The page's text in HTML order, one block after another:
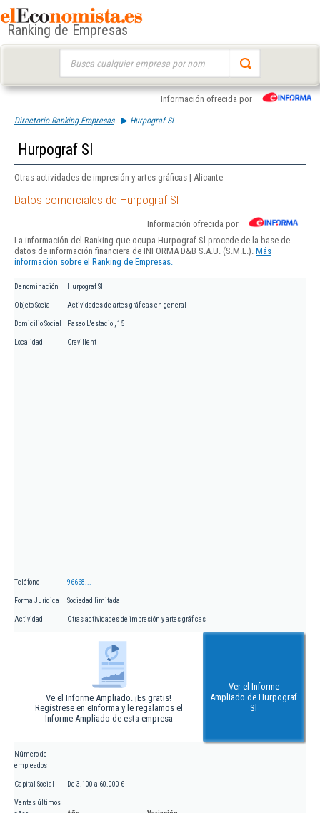
Ranking de Empresas
Información ofrecida por
Directorio Ranking Empresas Hurpograf Sl
Hurpograf Sl
Otras actividades de impresión y artes gráficas | Alicante
Datos comerciales de Hurpograf Sl
Información ofrecida por
La información del Ranking que ocupa Hurpograf Sl procede de la base de
datos de información financiera de INFORMA D&B S.A.U. (S.M.E.). Más
información sobre el Ranking de Empresas.
Denominación Hurpograf Sl
Objeto Social Actividades de artes gráficas en general
Domicilio Social Paseo L'estacio , 15
Localidad Crevillent
Teléfono 96668...
Forma Jurídica Sociedad limitada
Actividad Otras actividades de impresión y artes gráficas
Ve el Informe Ampliado. ¡Es gratis!
Regístrese en eInforma y le regalamos el
Informe Ampliado de esta empresa
Ver el Informe
Ampliado de Hurpograf
Sl
Número de
empleados
Capital Social De 3.100 a 60.000 €
Ventas últimos